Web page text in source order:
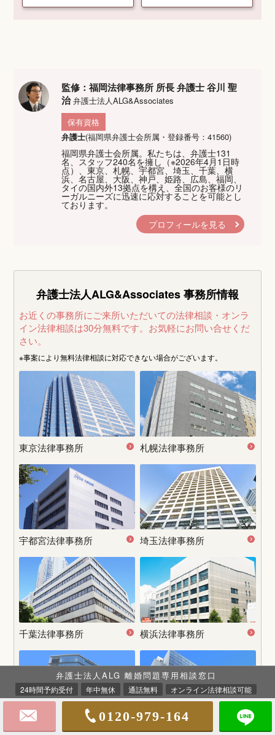
監修：福岡法律事務所 所長 弁護士 谷川 聖
治弁護士法人ALG&Associates
保有資格
弁護士(福岡県弁護士会所属・登録番号：41560)
福岡県弁護士会所属。私たちは、弁護士131
名、スタッフ240名を擁し（※2026年4月1日時
点）、東京、札幌、宇都宮、埼玉、千葉、横
浜、名古屋、大阪、神戸、姫路、広島、福岡、
タイの国内外13拠点を構え、全国のお客様のリ
ーガルニーズに迅速に応対することを可能とし
ております。
プロフィールを見る
弁護士法人ALG&Associates事務所情報
お近くの事務所にご来所いただいての法律相談・オンラ
イン法律相談は30分無料です。 お気軽にお問い合せくだ
さい。
※事案により無料法律相談に対応できない場合がございます。
東京法律事務所 札幌法律事務所
宇都宮法律事務所 埼玉法律事務所
千葉法律事務所 横浜法律事務所
法律事務所
弁護士法人ALG 離婚問題専用相談窓口
24時間予約受付 年中無休 通話無料 オンライン法律相談可能
0120-979-164